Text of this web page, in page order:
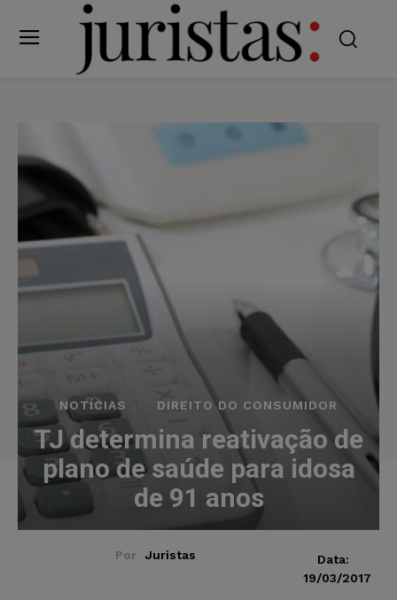
NOTÍCIAS DIREITO DO CONSUMIDOR
TJ determina reativação de
plano de saúde para idosa
de 91 anos
Por Juristas
Data:
19/03/2017